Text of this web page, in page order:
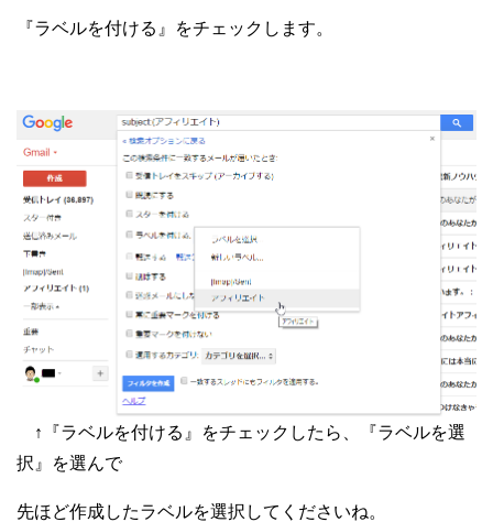
『ラベルを付ける』をチェックします。
↑『ラベルを付ける』をチェックしたら、『ラベルを選
択』を選んで
先ほど作成したラベルを選択してくださいね。